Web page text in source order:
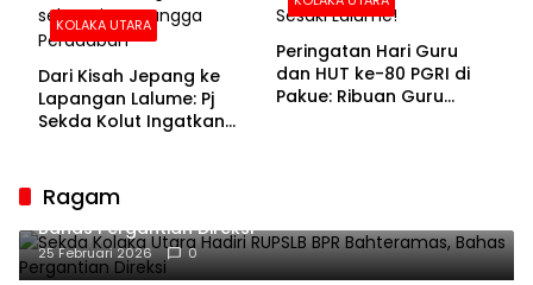
KOLAKA UTARA
Dari Kisah Jepang ke
Lapangan Lalume: Pj
Sekda Kolut Ingatkan
Peringatan Hari Guru
dan HUT ke-80 PGRI di
Pakue: Ribuan Guru
Ragam
Sekda Kolaka Utara Hadiri RUPSLB BPR Bahteramas,
Bahas Pergantian Direksi
25 Februari 2026 0